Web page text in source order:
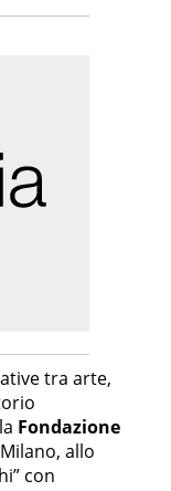
tra arte,
Fondazione
allo
con